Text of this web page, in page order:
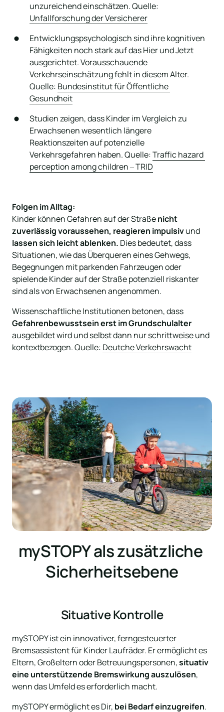
Unfallforschung der Versicherer
Entwicklungspsychologisch sind ihre kognitiven
Fähigkeiten noch stark auf das Hier und Jetzt
ausgerichtet. Vorausschauende
Verkehrseinschätzung fehlt in diesem Alter.
Quelle: Bundesinstitut für
Gesundheit
Studien zeigen, dass Kinder im Vergleich zu
Erwachsenen wesentlich längere
Reaktionszeiten auf potenzielle
Verkehrsgefahren haben. Quelle: Traffic
perception among children ‒TRID
Folgen im Alltag:
Kinder können Gefahren auf der Straße nicht
zuverlässig voraussehen, reagieren impulsiv
lassen sich leicht ablenken. Dies bedeutet, dass
Situationen, wie das Überqueren eines Gehwegs,
Begegnungen mit parkenden Fahrzeugen oder
spielende Kinder auf der Straße potenziell riskanter
sind als von Erwachsenen angenommen.
Gefahrenbewusstsein erst im Grundschulalter
ausgebildet wird und selbst dann nur schrittweise und
kontextbezogen. Quelle: Deutche Verkehrswacht
mySTOPY als zusätzliche
Sicherheitsebene
Situative Kontrolle
mySTOPY ist ein innovativer, ferngesteuerter
Bremsassistent für Kinder Laufräder. Er ermöglicht es
Eltern, Großeltern oder Betreuungspersonen, situativ
eine unterstützende Bremswirkung auszulösen,
wenn das Umfeld es erforderlich macht.
mySTOPY ermöglicht es Dir, bei Bedarf einzugreifen.